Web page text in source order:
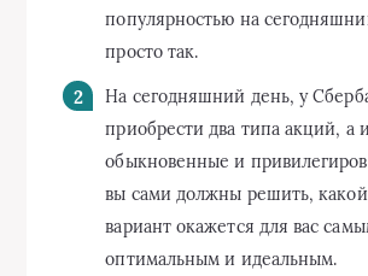
популярностью на
просто так.
На сегодняшний день, у
приобрести два типа акций, а
обыкновенные и
вы сами должны решить,
вариант окажется для вас
оптимальным и идеальным.